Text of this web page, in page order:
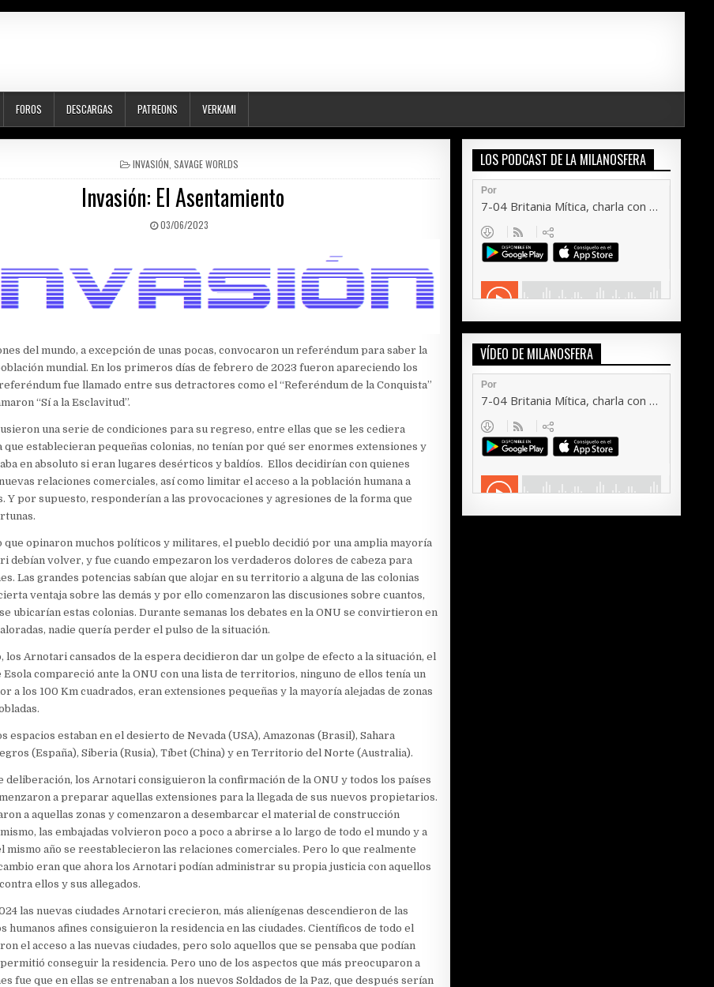
FOROS DESCARGAS PATREONS VERKAMI
POSTED
IN
INVASIÓN SAVAGE WORLDS
Invasión: El Asentamiento
PUBLISHED
03/06/2023
del mundo, a excepción de unas pocas, convocaron un referéndum para saber la
mundial. En los primeros días de febrero de 2023 fueron apareciendo los
fue llamado entre sus detractores como el “Referéndum de la Conquista”
“Sí a la Esclavitud”.
una serie de condiciones para su regreso, entre ellas que se les cediera
establecieran pequeñas colonias, no tenían por qué ser enormes extensiones y
en absoluto si eran lugares desérticos y baldíos. Ellos decidirían con quienes
relaciones comerciales, así como limitar el acceso a la población humana a
Y por supuesto, responderían a las provocaciones y agresiones de la forma que
que opinaron muchos políticos y militares, el pueblo decidió por una amplia mayoría
debían volver, y fue cuando empezaron los verdaderos dolores de cabeza para
Las grandes potencias sabían que alojar en su territorio a alguna de las colonias
ventaja sobre las demás y por ello comenzaron las discusiones sobre cuantos,
ubicarían estas colonias. Durante semanas los debates en la ONU se convirtieron en
nadie quería perder el pulso de la situación.
los Arnotari cansados de la espera decidieron dar un golpe de efecto a la situación, el
compareció ante la ONU con una lista de territorios, ninguno de ellos tenía un
a los 100 Km cuadrados, eran extensiones pequeñas y la mayoría alejadas de zonas
espacios estaban en el desierto de Nevada (USA), Amazonas (Brasil), Sahara
(España), Siberia (Rusia), Tíbet (China) y en Territorio del Norte (Australia).
deliberación, los Arnotari consiguieron la confirmación de la ONU y todos los países
a preparar aquellas extensiones para la llegada de sus nuevos propietarios.
a aquellas zonas y comenzaron a desembarcar el material de construcción
las embajadas volvieron poco a poco a abrirse a lo largo de todo el mundo y a
mismo año se reestablecieron las relaciones comerciales. Pero lo que realmente
eran que ahora los Arnotari podían administrar su propia justicia con aquellos
ellos y sus allegados.
las nuevas ciudades Arnotari crecieron, más alienígenas descendieron de las
humanos afines consiguieron la residencia en las ciudades. Científicos de todo el
el acceso a las nuevas ciudades, pero solo aquellos que se pensaba que podían
conseguir la residencia. Pero uno de los aspectos que más preocuparon a
fue que en ellas se entrenaban a los nuevos Soldados de la Paz, que después serían
LOS PODCAST DE LA MILANOSFERA
VÍDEO DE MILANOSFERA